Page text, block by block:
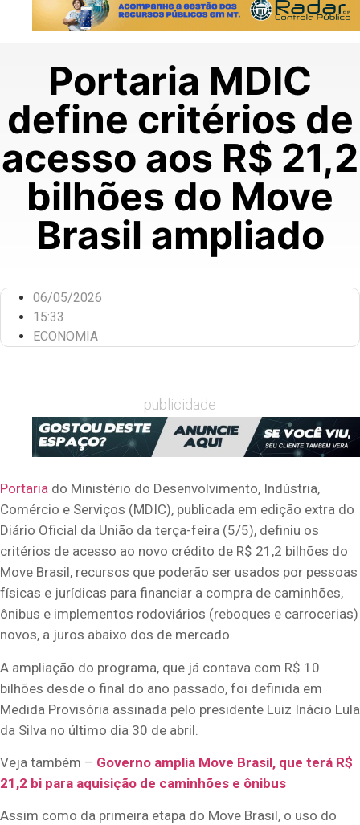
Portaria MDIC
define critérios de
acesso aos R$ 21,2
bilhões do Move
Brasil ampliado
06/05/2026
15:33
ECONOMIA
publicidade
Portaria do Ministério do Desenvolvimento, Indústria,
Comércio e Serviços (MDIC), publicada em edição extra do
Diário Oficial da União da terça-feira (5/5), definiu os
critérios de acesso ao novo crédito de R$ 21,2 bilhões do
Move Brasil, recursos que poderão ser usados por pessoas
físicas e jurídicas para financiar a compra de caminhões,
ônibus e implementos rodoviários (reboques e carrocerias)
novos, a juros abaixo dos de mercado.
A ampliação do programa, que já contava com R$ 10
bilhões desde o final do ano passado, foi definida em
Medida Provisória assinada pelo presidente Luiz Inácio Lula
da Silva no último dia 30 de abril.
Veja também – Governo amplia Move Brasil, que terá R$
21,2 bi para aquisição de caminhões e ônibus
Assim como da primeira etapa do Move Brasil, o uso do